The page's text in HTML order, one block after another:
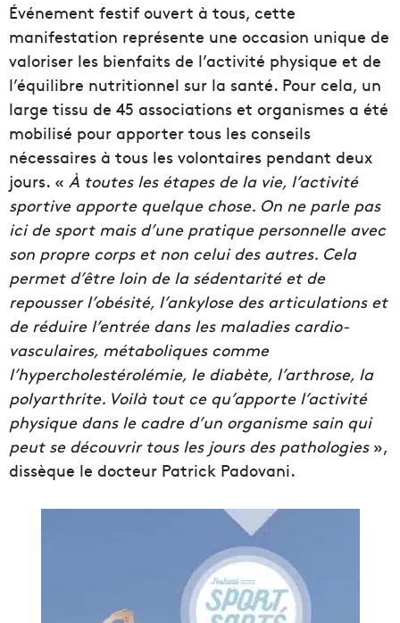
Événement festif ouvert à tous, cette
manifestation représente une occasion unique de
valoriser les bienfaits de l’activité physique et de
l’équilibre nutritionnel sur la santé. Pour cela, un
large tissu de 45 associations et organismes a été
mobilisé pour apporter tous les conseils
nécessaires à tous les volontaires pendant deux
jours. « À toutes les étapes de la vie, l’activité
sportive apporte quelque chose. On ne parle pas
ici de sport mais d’une pratique personnelle avec
son propre corps et non celui des autres. Cela
permet d’être loin de la sédentarité et de
repousser l’obésité, l’ankylose des articulations et
de réduire l’entrée dans les maladies cardio-
vasculaires, métaboliques comme
l’hypercholestérolémie, le diabète, l’arthrose, la
polyarthrite. Voilà tout ce qu’apporte l’activité
physique dans le cadre d’un organisme sain qui
peut se découvrir tous les jours des pathologies»,
dissèque le docteur Patrick Padovani.